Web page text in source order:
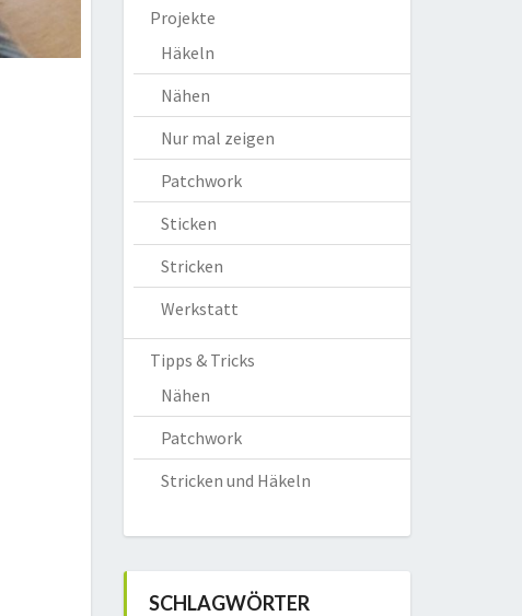
Projekte
Häkeln
Nähen
Nur mal zeigen
Patchwork
Sticken
Stricken
Werkstatt
Tipps & Tricks
Nähen
Patchwork
Stricken und Häkeln
SCHLAGWÖRTER